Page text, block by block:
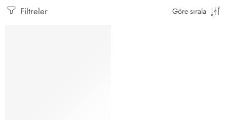
Filtreler Göre sırala